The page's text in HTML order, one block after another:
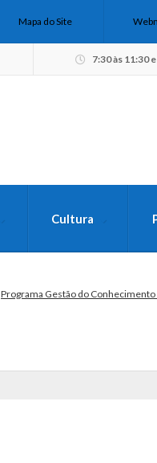
Mapa do Site
7:30 às 11:30
Cultura
Programa Gestão do